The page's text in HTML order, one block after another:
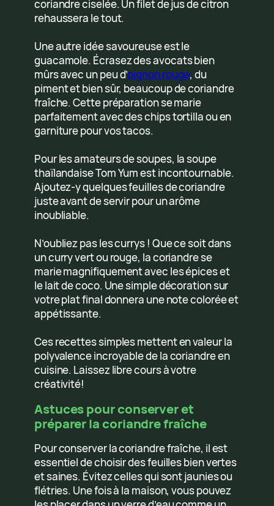
coriandre ciselée. Un filet de jus de citron
rehaussera le tout.
Une autre idée savoureuse est le
guacamole. Écrasez des avocats bien
mûrs avec un peu d’oignon rouge, du
piment et bien sûr, beaucoup de coriandre
fraîche. Cette préparation se marie
parfaitement avec des chips tortilla ou en
garniture pour vos tacos.
Pour les amateurs de soupes, la soupe
thaïlandaise Tom Yum est incontournable.
Ajoutez-y quelques feuilles de coriandre
juste avant de servir pour un arôme
inoubliable.
N’oubliez pas les currys ! Que ce soit dans
un curry vert ou rouge, la coriandre se
marie magnifiquement avec les épices et
le lait de coco. Une simple décoration sur
votre plat final donnera une note colorée et
appétissante.
Ces recettes simples mettent en valeur la
polyvalence incroyable de la coriandre en
cuisine. Laissez libre cours à votre
créativité!
Astuces pour conserver et
préparer la coriandre fraîche
Pour conserver la coriandre fraîche, il est
essentiel de choisir des feuilles bien vertes
et saines. Évitez celles qui sont jaunies ou
flétries. Une fois à la maison, vous pouvez